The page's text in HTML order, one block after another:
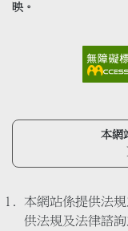
映。
本網
本網站係提供法
供法規及法律諮